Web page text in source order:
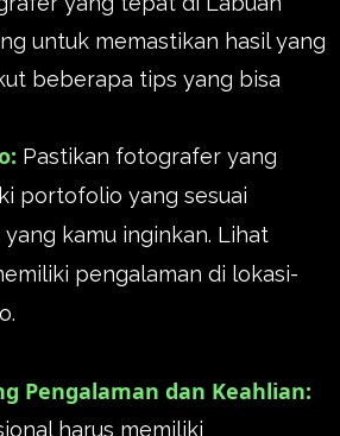
untuk memastikan hasil yang
beberapa tips yang bisa
Pastikan fotografer yang
portofolio yang sesuai
kamu inginkan. Lihat
pengalaman di lokasi-
Pengalaman dan Keahlian:
harus memiliki